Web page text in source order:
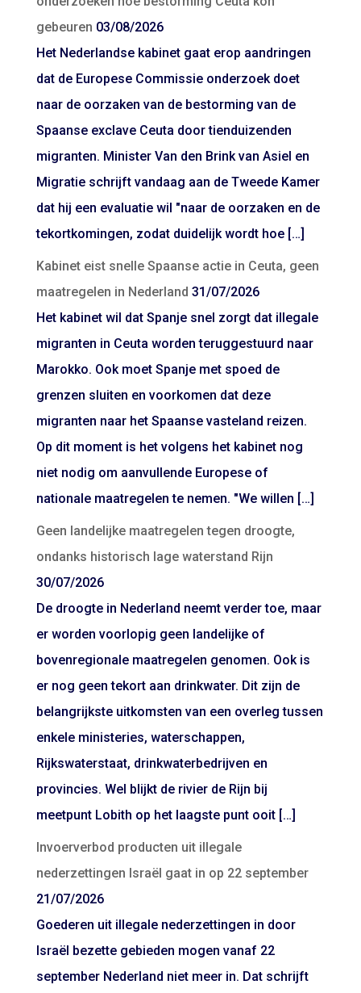
gebeuren 03/08/2026
Het Nederlandse kabinet gaat erop aandringen
dat de Europese Commissie onderzoek doet
naar de oorzaken van de bestorming van de
Spaanse exclave Ceuta door tienduizenden
migranten. Minister Van den Brink van Asiel en
Migratie schrijft vandaag aan de Tweede Kamer
dat hij een evaluatie wil "naar de oorzaken en de
tekortkomingen, zodat duidelijk wordt hoe […]
Kabinet eist snelle Spaanse actie in Ceuta, geen
maatregelen in Nederland 31/07/2026
Het kabinet wil dat Spanje snel zorgt dat illegale
migranten in Ceuta worden teruggestuurd naar
Marokko. Ook moet Spanje met spoed de
grenzen sluiten en voorkomen dat deze
migranten naar het Spaanse vasteland reizen.
Op dit moment is het volgens het kabinet nog
niet nodig om aanvullende Europese of
nationale maatregelen te nemen. "We willen […]
Geen landelijke maatregelen tegen droogte,
ondanks historisch lage waterstand Rijn
30/07/2026
De droogte in Nederland neemt verder toe, maar
er worden voorlopig geen landelijke of
bovenregionale maatregelen genomen. Ook is
er nog geen tekort aan drinkwater. Dit zijn de
belangrijkste uitkomsten van een overleg tussen
enkele ministeries, waterschappen,
Rijkswaterstaat, drinkwaterbedrijven en
provincies. Wel blijkt de rivier de Rijn bij
meetpunt Lobith op het laagste punt ooit […]
Invoerverbod producten uit illegale
nederzettingen Israël gaat in op 22 september
21/07/2026
Goederen uit illegale nederzettingen in door
Israël bezette gebieden mogen vanaf 22
september Nederland niet meer in. Dat schrijft